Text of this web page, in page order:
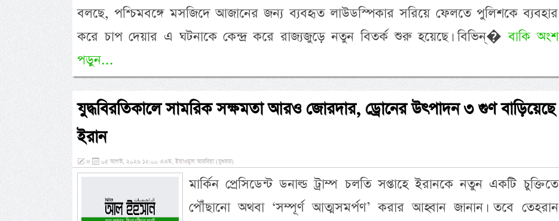
বলছে, পশ্চিমবঙ্গে মসজিদে আজানের জন্য ব্যবহৃত লাউডস্পিকার সরিয়ে ফেলতে পুলিশকে ব্যবহার
করে চাপ দেয়ার এ ঘটনাকে কেন্দ্র করে রাজ্যজুড়ে নতুন বিতর্ক শুরু হয়েছে। বিভিন্�বাকি অংশ
পড়ুন...
যুদ্ধবিরতিকালে সামরিক সক্ষমতা আরও জোরদার, ড্রোনের উৎপাদন ৩ গুণ বাড়িয়েছে
ইরান
» ০৫ আগস্ট, ২০২৬ ১২:০০ এএম, ইয়াওমুল আরবিয়া (বুধবার)
মার্কিন প্রেসিডেন্ট ডনাল্ড ট্রাম্প চলতি সপ্তাহে ইরানকে নতুন একটি চুক্তিতে
পৌঁছানো অথবা ‘সম্পূর্ণ আত্মসমর্পণ’ করার আহ্বান জানান। তবে তেহরান